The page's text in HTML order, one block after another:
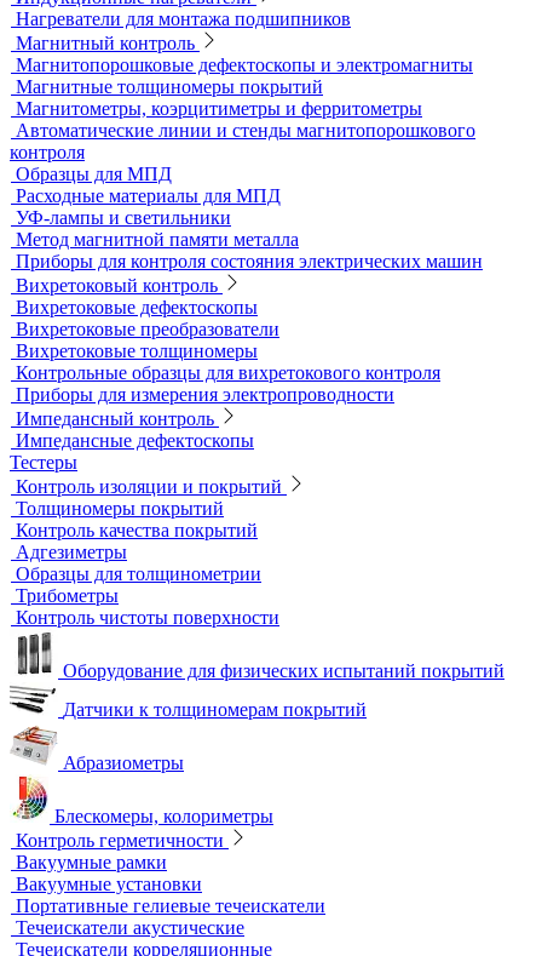
Контроль проникающими веществами
Образцы для ЦД
Пенетрант, проявитель, очиститель
Ультрафиолетовые лампы
Принадлежности для контроля проникающими веществами
Индукционные нагреватели
Нагреватели для монтажа подшипников
Магнитный контроль
Магнитопорошковые дефектоскопы и электромагниты
Магнитные толщиномеры покрытий
Магнитометры, коэрцитиметры и ферритометры
Автоматические линии и стенды магнитопорошкового
контроля
Образцы для МПД
Расходные материалы для МПД
УФ-лампы и светильники
Метод магнитной памяти металла
Приборы для контроля состояния электрических машин
Вихретоковый контроль
Вихретоковые дефектоскопы
Вихретоковые преобразователи
Вихретоковые толщиномеры
Контрольные образцы для вихретокового контроля
Приборы для измерения электропроводности
Импедансный контроль
Импедансные дефектоскопы
Тестеры
Контроль изоляции и покрытий
Толщиномеры покрытий
Контроль качества покрытий
Адгезиметры
Образцы для толщинометрии
Трибометры
Контроль чистоты поверхности
Датчики к толщиномерам покрытий
Абразиометры
Блескомеры, колориметры